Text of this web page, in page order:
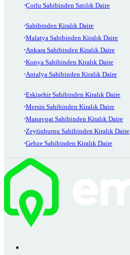
Çorlu Sahibinden Satılık Daire
Sahibinden Kiralık Daire
Malatya Sahibinden Kiralık Daire
Ankara Sahibinden Kiralık Daire
Konya Sahibinden Kiralık Daire
Antalya Sahibinden Kiralık Daire
Eskişehir Sahibinden Kiralık Daire
Mersin Sahibinden Kiralık Daire
Manavgat Sahibinden Kiralık Daire
Zeytinburnu Sahibinden Kiralık Daire
Gebze Sahibinden Kiralık Daire